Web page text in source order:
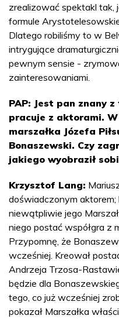
zrealizować spektakl tak,
formule
Dlatego robiliśmy to w
intrygujące
pewnym sensie -
zainteresowaniami.
PAP: Jest pan znany
pracuje z aktorami.
marszałka Józefa
Bonaszewski. Czy
jakiego wyobraził
Krzysztof Lang:
doświadczonym
niewątpliwie jego
niego postać współgra z
Przypomnę, że
wcześniej. Kreował
Andrzeja Trzosa-
będzie dla
tego, co już wcześniej
pokazał Marszałka